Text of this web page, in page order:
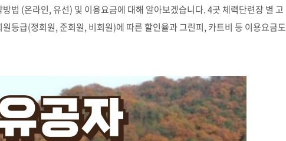
방법 (온라인,유선) 및 이용요금에 대해 알아보겠습니다. 4곳 체력단련장 별 고
원등급(정회원,준회원, 비회원)에 따른 할인율과 그린피, 카트비 등 이용요금도